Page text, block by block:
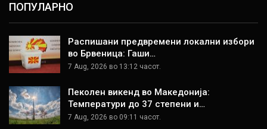
ПОПУЛАРНО
Распишани предвремени локални избори
во Брвеница: Гаши…
7 Aug, 2026 во 13:12 часот.
Пеколен викенд во Македонија:
Температури до 37 степени и…
7 Aug, 2026 во 09:11 часот.